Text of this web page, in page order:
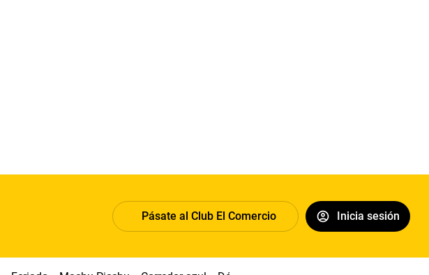
Pásate al Club El Comercio Inicia sesión